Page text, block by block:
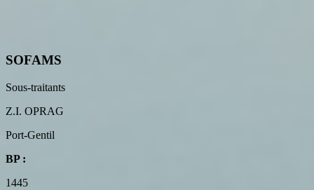
SOFAMS
Sous-traitants
Z.I. OPRAG
Port-Gentil
BP :
1445